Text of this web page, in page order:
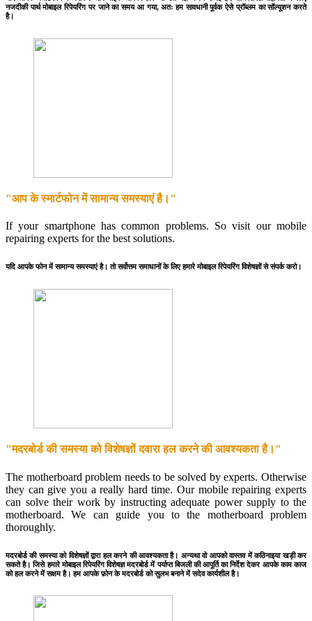
नजदीकी पार्थ मोबाइल रिपेयरिंग पर जाने का समय आ गया, अतः हम सावधानी पूर्वक ऐसे प्रॉब्लम का सॉल्यूशन करते
है।
"आप के स्मार्टफोन में सामान्य समस्याएं है।"
If your smartphone has common problems. So visit our mobile
repairing experts for the best solutions.
यदि आपके फोन में सामान्य समस्याएं है। तो सर्वोत्तम समाधानों के लिए हमारे मोबाइल रिपेयरिंग विशेषज्ञों से संपर्क करो।
"मदरबोर्ड की समस्या को विशेषज्ञों दवारा हल करने की आवश्यकता है।"
The motherboard problem needs to be solved by experts. Otherwise
they can give you a really hard time. Our mobile repairing experts
can solve their work by instructing adequate power supply to the
motherboard. We can guide you to the motherboard problem
thoroughly.
मदरबोर्ड की समस्या को विशेषज्ञों द्वारा हल करने की आवश्यकता है। अन्यथा वो आपको वास्तव में कठिनाइया खड़ी कर
सकते है। जिसे हमारे मोबाइल रिपेयरिंग विशेषज्ञ मदरबोर्ड में पर्याप्त बिजली की आपूर्ति का निर्देश देकर आपके काम काज
को हल करने में सक्षम है। हम आपके फ़ोन के मदरबोर्ड को सुलभ बनाने में सदेव कार्यशील है।